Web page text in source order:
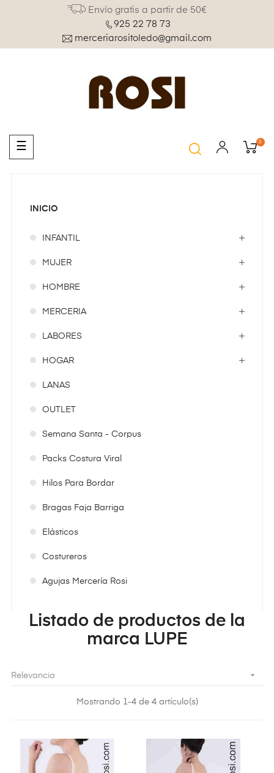
Envío gratis a partir de 50€
925 22 78 73
merceriarositoledo@gmail.com
Navegación
de
☰ 0
INICIO
INFANTIL
MUJER
HOMBRE
MERCERIA
LABORES
HOGAR
LANAS
OUTLET
Semana Santa - Corpus
Packs Costura Viral
Hilos Para Bordar
Bragas Faja Barriga
Elásticos
Costureros
Agujas Mercería Rosi
Listado de productos de la
marca LUPE
Relevancia 
Mostrando 1-4 de 4 artículo(s)